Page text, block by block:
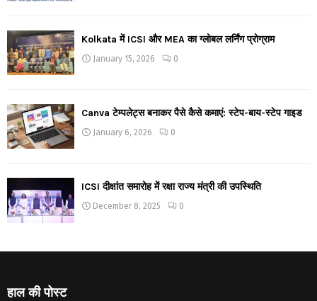
Kolkata में ICSI और MEA का ग्लोबल लर्निंग प्रोग्राम
January 15, 2026 0
Canva टेम्पलेट्स बनाकर पैसे कैसे कमाएं: स्टेप-बाय-स्टेप गाइड
January 6, 2026 0
ICSI दीक्षांत समारोह में रक्षा राज्य मंत्री की उपस्थिति
December 8, 2025 0
हाल की पोस्ट